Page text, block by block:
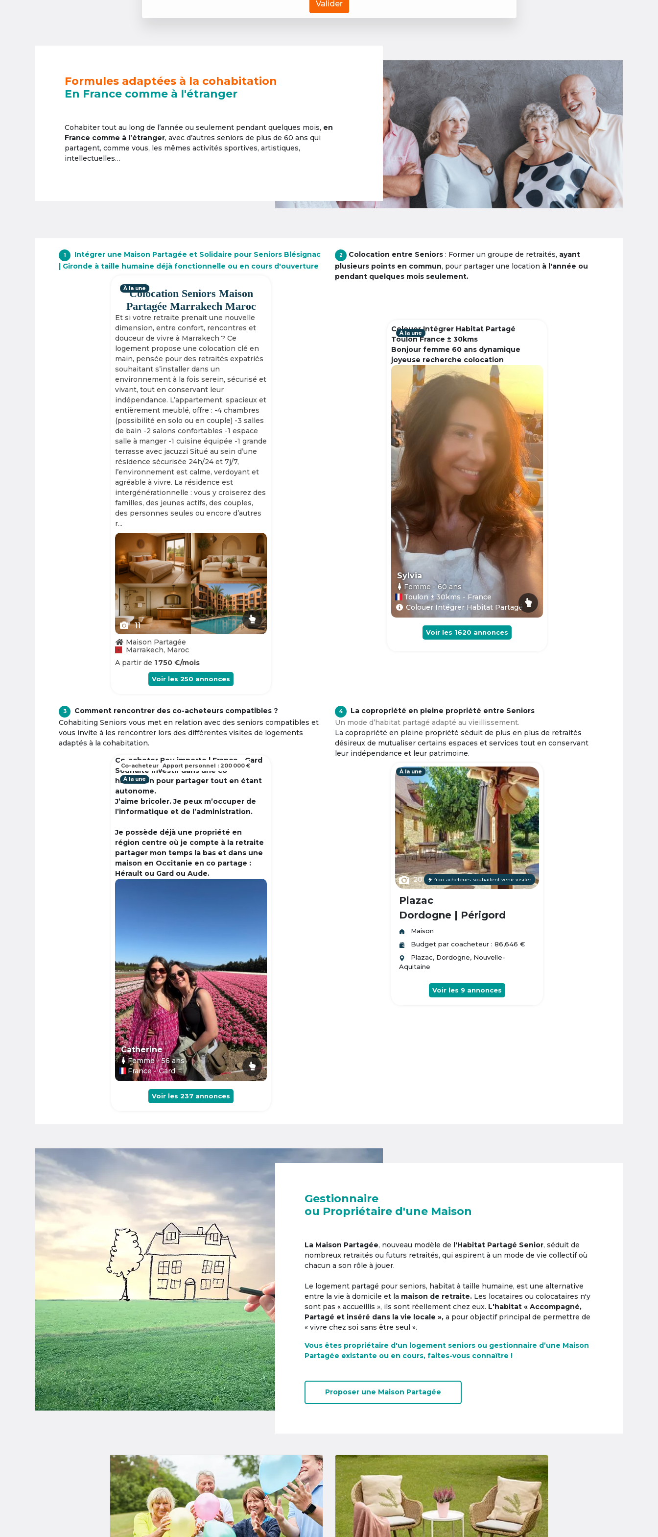
Valider
Formules adaptées à la cohabitation
En France comme à l'étranger
Cohabiter tout au long de l’année ou seulement pendant quelques mois, en
France comme à l’étranger, avec d’autres seniors de plus de 60 ans qui
partagent, comme vous, les mêmes activités sportives, artistiques,
intellectuelles…
1
Intégrer une Maison Partagée et Solidaire pour Seniors Blésignac
| Gironde à taille humaine déjà fonctionnelle ou en cours d'ouverture
Colocation Seniors Maison
Partagée Marrakech Maroc
Et si votre retraite prenait une nouvelle
dimension, entre confort, rencontres et
douceur de vivre à Marrakech ? Ce
logement propose une colocation clé en
main, pensée pour des retraités expatriés
souhaitant s’installer dans un
environnement à la fois serein, sécurisé et
vivant, tout en conservant leur
indépendance. L’appartement, spacieux et
entièrement meublé, offre : -4 chambres
(possibilité en solo ou en couple) -3 salles
de bain -2 salons confortables -1 espace
salle à manger -1 cuisine équipée -1 grande
terrasse avec jacuzzi Situé au sein d’une
résidence sécurisée 24h/24 et 7j/7,
l’environnement est calme, verdoyant et
agréable à vivre. La résidence est
intergénérationnelle : vous y croiserez des
familles, des jeunes actifs, des couples,
des personnes seules ou encore d’autres
r...
À la une
Slide 1 of 11
11
Maison Partagée
Marrakech, Maroc
A partir de 1 750 €/mois
Voir les 250 annonces
2 Colocation entre Seniors : Former un groupe de retraités, ayant
plusieurs points en commun, pour partager une location à l'année ou
pendant quelques mois seulement.
Colouer Intégrer Habitat Partagé
Toulon France ± 30kms
Bonjour femme 60 ans dynamique
joyeuse recherche colocation
À la une
Sylvia
Femme - 60ans
Toulon ± 30kms - France
Colouer Intégrer Habitat Partagé
Voir les 1620 annonces
3
Comment rencontrer des co-acheteurs compatibles ?
Cohabiting Seniors vous met en relation avec des seniors compatibles et
vous invite à les rencontrer lors des différentes visites de logements
adaptés à la cohabitation.
Co-acheter Peu importe | France - Gard
Souhaite investir dans une co
habitation pour partager tout en étant
autonome.
J’aime bricoler. Je peux m’occuper de
l’informatique et de l’administration.
Je possède déjà une propriété en
région centre où je compte à la retraite
partager mon temps la bas et dans une
maison en Occitanie en co partage :
Hérault ou Gard ou Aude.
À la une
Catherine
Femme- 56ans
France - Gard
Co-acheteur Apport personnel : 200 000 €
Voir les 237 annonces
4
La copropriété en pleine propriété entre Seniors
Un mode d’habitat partagé adapté au vieillissement.
La copropriété en pleine propriété séduit de plus en plus de retraités
désireux de mutualiser certains espaces et services tout en conservant
leur indépendance et leur patrimoine.
À la une
20 4 co-acheteurs souhaitent venir visiter
Plazac
Dordogne | Périgord
Maison
Budget par coacheteur : 86,646 €
Plazac, Dordogne, Nouvelle-
Aquitaine
Voir les 9 annonces
Gestionnaire
ou Propriétaire d'une Maison
La Maison Partagée, nouveau modèle de l'Habitat Partagé Senior, séduit de
nombreux retraités ou futurs retraités, qui aspirent à un mode de vie collectif où
chacun a son rôle à jouer.
Le logement partagé pour seniors, habitat à taille humaine, est une alternative
entre la vie à domicile et la maison de retraite. Les locataires ou colocataires n'y
sont pas « accueillis », ils sont réellement chez eux. L'habitat « Accompagné,
Partagé et inséré dans la vie locale », a pour objectif principal de permettre de
« vivre chez soi sans être seul ».
Vous êtes propriétaire d'un logement seniors ou gestionnaire d’une Maison
Partagée existante ou en cours, faites-vous connaître !
Proposer une Maison Partagée